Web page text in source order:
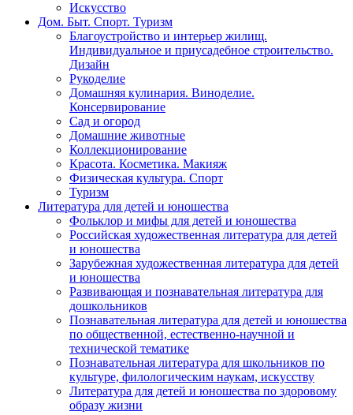
Искусство
Дом. Быт. Спорт. Туризм
Благоустройство и интерьер жилищ.
Индивидуальное и приусадебное строительство.
Дизайн
Рукоделие
Домашняя кулинария. Виноделие.
Консервирование
Сад и огород
Домашние животные
Коллекционирование
Красота. Косметика. Макияж
Физическая культура. Спорт
Туризм
Литература для детей и юношества
Фольклор и мифы для детей и юношества
Российская художественная литература для детей
и юношества
Зарубежная художественная литература для детей
и юношества
Развивающая и познавательная литература для
дошкольников
Познавательная литература для детей и юношества
по общественной, естественно-научной и
технической тематике
Познавательная литература для школьников по
культуре, филологическим наукам, искусству
Литература для детей и юношества по здоровому
образу жизни